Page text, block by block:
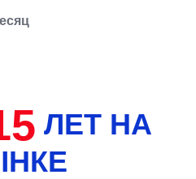
ЛЕТ НА